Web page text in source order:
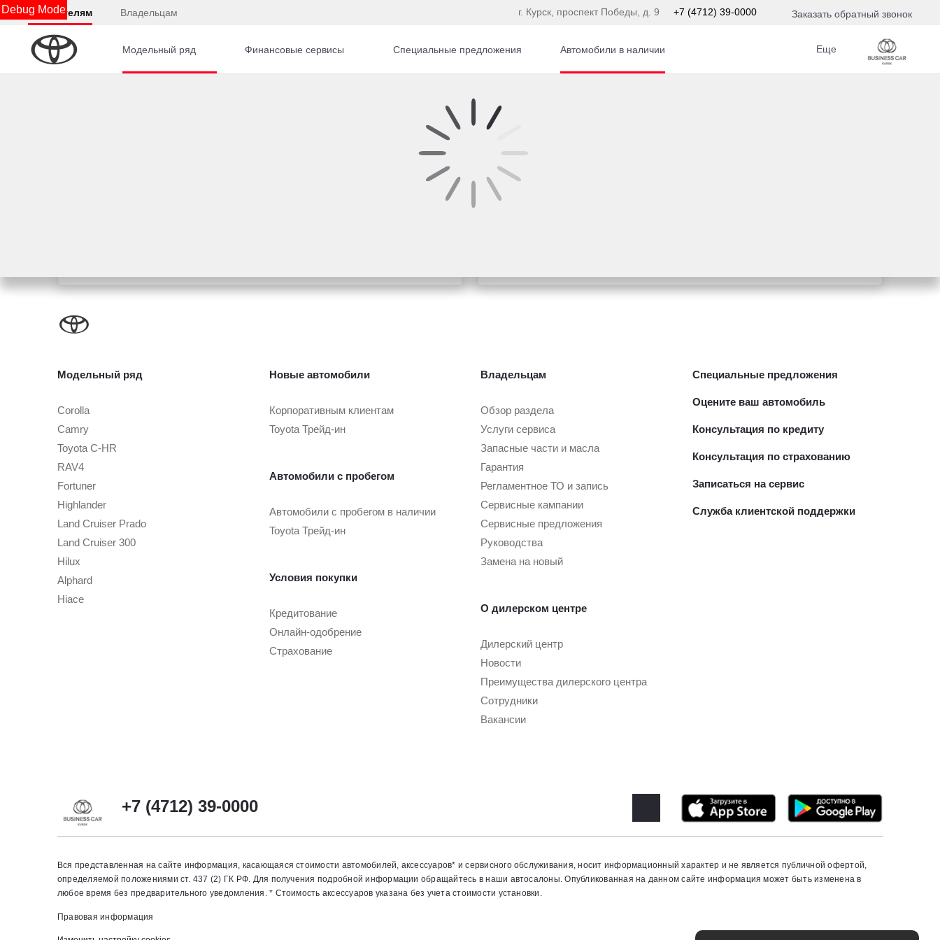
Debug Mode
Покупателям Владельцам г. Курск, проспект Победы, д. 9 +7 (4712) 39-0000 Заказать обратный звонок
Модельный ряд Финансовые сервисы Специальные предложения Автомобили в наличии Еще
Модельный ряд
Corolla
Camry
Toyota C-HR
RAV4
Fortuner
Highlander
Land Cruiser Prado
Land Cruiser 300
Hilux
Alphard
Hiace
Новые автомобили
Корпоративным клиентам
Toyota Трейд-ин
Автомобили с пробегом
Автомобили с пробегом в наличии
Toyota Трейд-ин
Условия покупки
Кредитование
Онлайн-одобрение
Страхование
Владельцам
Обзор раздела
Услуги сервиса
Запасные части и масла
Гарантия
Регламентное ТО и запись
Сервисные кампании
Сервисные предложения
Руководства
Замена на новый
О дилерском центре
Дилерский центр
Новости
Преимущества дилерского центра
Сотрудники
Вакансии
Специальные предложения
Оцените ваш автомобиль
Консультация по кредиту
Консультация по страхованию
Записаться на сервис
Служба клиентской поддержки
+7 (4712) 39-0000
Вся представленная на сайте информация, касающаяся стоимости автомобилей, аксессуаров* и сервисного обслуживания, носит информационный характер и не является публичной офертой,
определяемой положениями ст. 437 (2) ГК РФ. Для получения подробной информации обращайтесь в наши автосалоны. Опубликованная на данном сайте информация может быть изменена в
любое время без предварительного уведомления. * Стоимость аксессуаров указана без учета стоимости установки.
Правовая информация